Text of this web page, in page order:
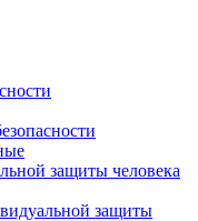
защиты человека
защиты